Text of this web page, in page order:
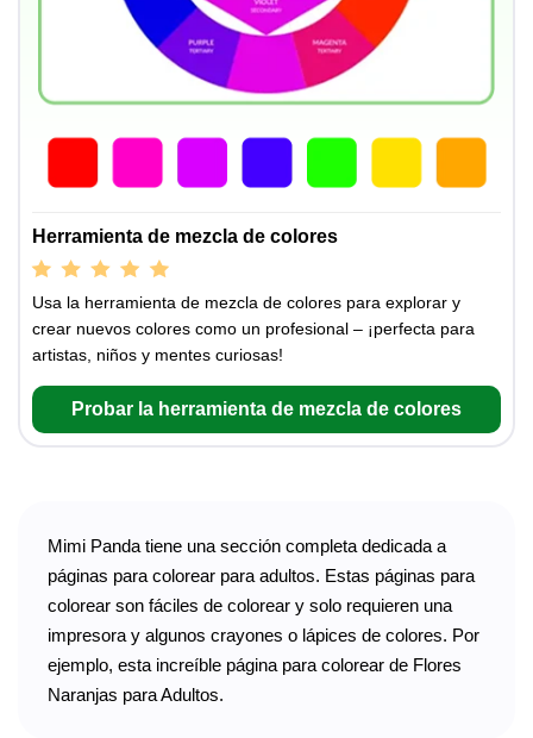
Herramienta de mezcla de colores
Usa la herramienta de mezcla de colores para explorar y
crear nuevos colores como un profesional – ¡perfecta para
artistas, niños y mentes curiosas!
Probar la herramienta de mezcla de colores
Mimi Panda tiene una sección completa dedicada a
páginas para colorear para adultos. Estas páginas para
colorear son fáciles de colorear y solo requieren una
impresora y algunos crayones o lápices de colores. Por
ejemplo, esta increíble página para colorear de Flores
Naranjas para Adultos.